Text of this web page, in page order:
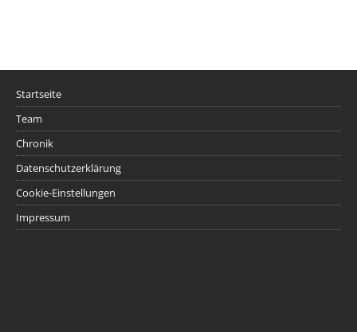
Startseite
Team
Chronik
Datenschutzerklärung
Cookie-Einstellungen
Impressum